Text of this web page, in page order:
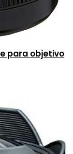
para objetivo